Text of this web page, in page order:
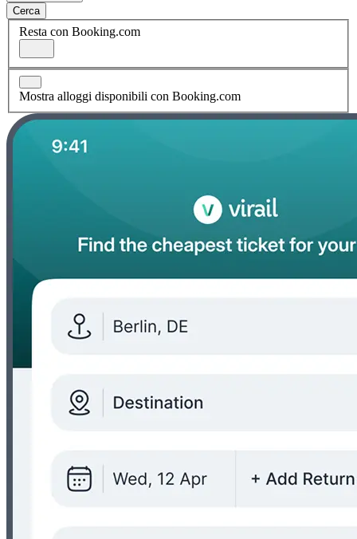
Cerca
Resta con Booking.com
Mostra alloggi disponibili con Booking.com